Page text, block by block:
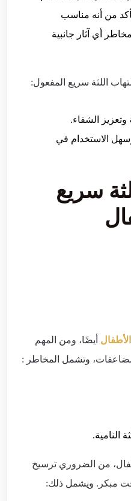
من أنه مناسب
أي آثار جانبية
اللثة سريع المفعول:
وتعزيز الشفاء.
الاستخدام في
سريع
الأطفال أيضًا، ومن المهم
وتشمل المخاطر :
النامية.
من الضروري ترسيخ
مبكر. ويشمل ذلك: